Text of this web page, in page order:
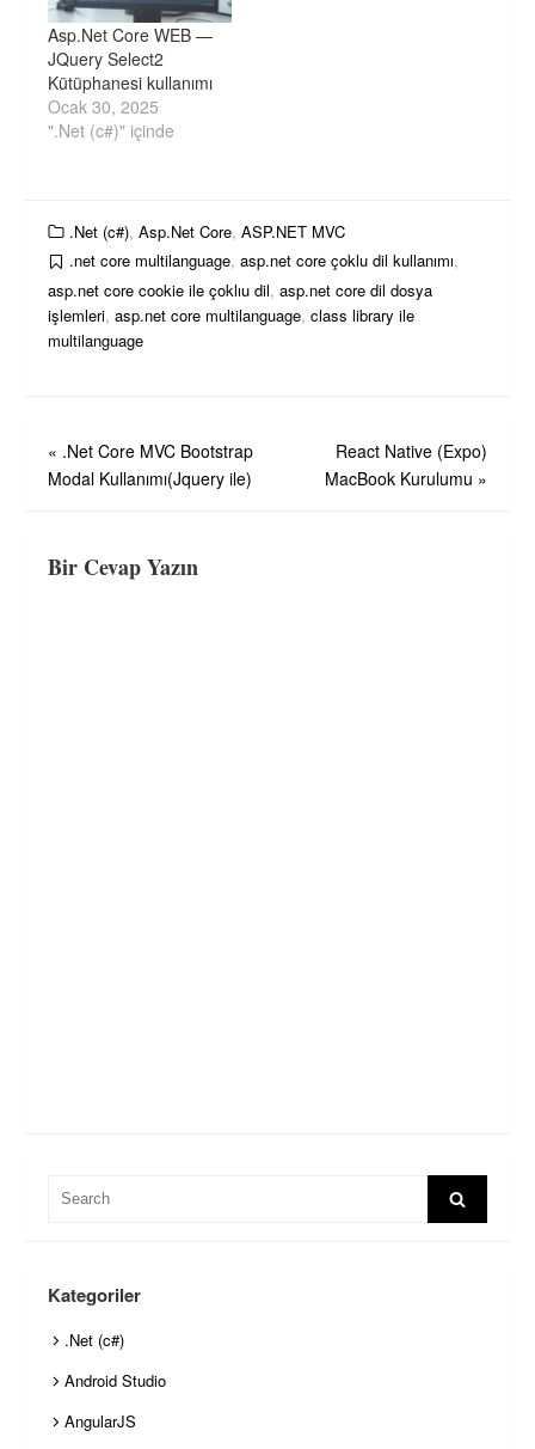
Asp.Net Core WEB —
JQuery Select2
Kütüphanesi kullanımı
Ocak 30, 2025
".Net (c#)" içinde
.Net (c#), Asp.Net Core, ASP.NET MVC
.net core multilanguage, asp.net core çoklu dil kullanımı,
asp.net core cookie ile çoklıu dil, asp.net core dil dosya
işlemleri, asp.net core multilanguage, class library ile
multilanguage
Yazı
gezinmesi
« .Net Core MVC Bootstrap
Modal Kullanımı(Jquery ile)
React Native (Expo)
MacBook Kurulumu »
Bir Cevap Yazın
for:
Search
Kategoriler
.Net (c#)
Android Studio
AngularJS